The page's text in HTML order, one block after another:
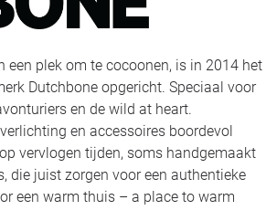
een plek om te cocoonen, is in 2014 het
Dutchbone opgericht. Speciaal voor
en de wild at heart.
en accessoires boordevol
vervlogen tijden, soms handgemaakt
die juist zorgen voor een authentieke
een warm thuis – a place to warm